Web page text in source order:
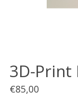
3D-Print
€85,00